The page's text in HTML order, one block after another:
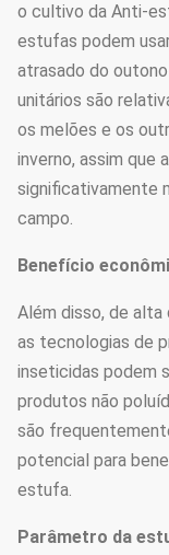
o cultivo da Anti-
estufas podem
atrasado do
unitários são
os melões e os
inverno, assim que
significativamente
campo.
Benefício
Além disso, de alta
as tecnologias de
inseticidas podem
produtos não
são
potencial para
estufa.
Parâmetro da